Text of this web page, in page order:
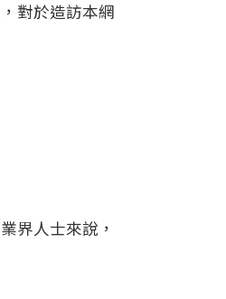
對於造訪本網
界人士來說，